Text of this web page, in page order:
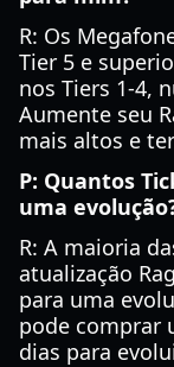
R: Os
Tier 5 e
nos Tiers 1-4,
Aumente seu
mais altos e
P: Quantos
uma
R: A maioria
atualização
para uma
pode comprar
dias para